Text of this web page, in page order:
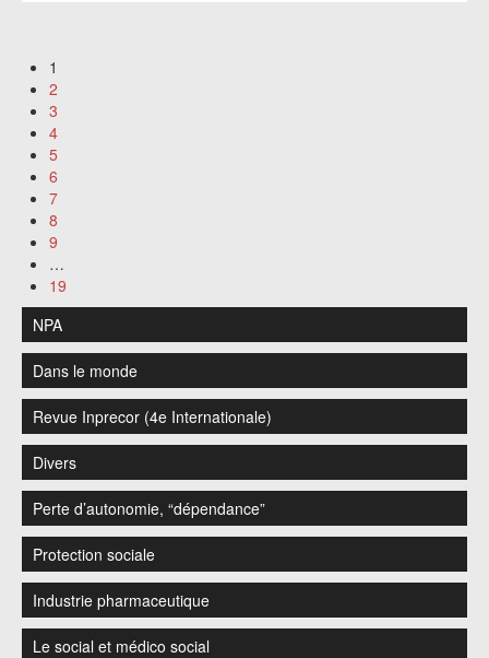
1
2
3
4
5
6
7
8
9
…
19
NPA
Dans le monde
Revue Inprecor (4e Internationale)
Divers
Perte d’autonomie, “dépendance”
Protection sociale
Industrie pharmaceutique
Le social et médico social